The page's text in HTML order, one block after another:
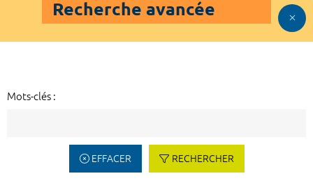
Recherche avancée
Mots-clés :
EFFACER RECHERCHER